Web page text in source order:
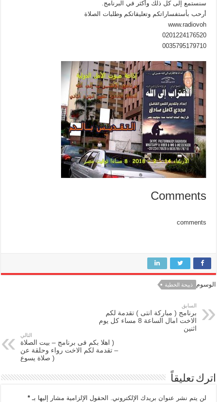
سنستمع إلى كل ذلك وأكثر في البرنامج.
أرحب بأستفساراتكم وتعليقاتكم وطلبات الصلاة
www.radiovoh
0201224176520
0035795179710
Comments
comments
الوسوم ذبيحة الخطية
السابق
برنامج ( مباركة انتى ) تقدمة لكم
الاخت امال الساعة 8 مساء كل يوم
اثنين
التالي
( اهلا بكم فى برنامج – بيت الصلاة
– تقدمة لكم الاخت رواء وحلقة عن
( صلاة يسوع
اترك تعليقاً
لن يتم نشر عنوان بريدك الإلكتروني. الحقول الإلزامية مشار إليها بـ*